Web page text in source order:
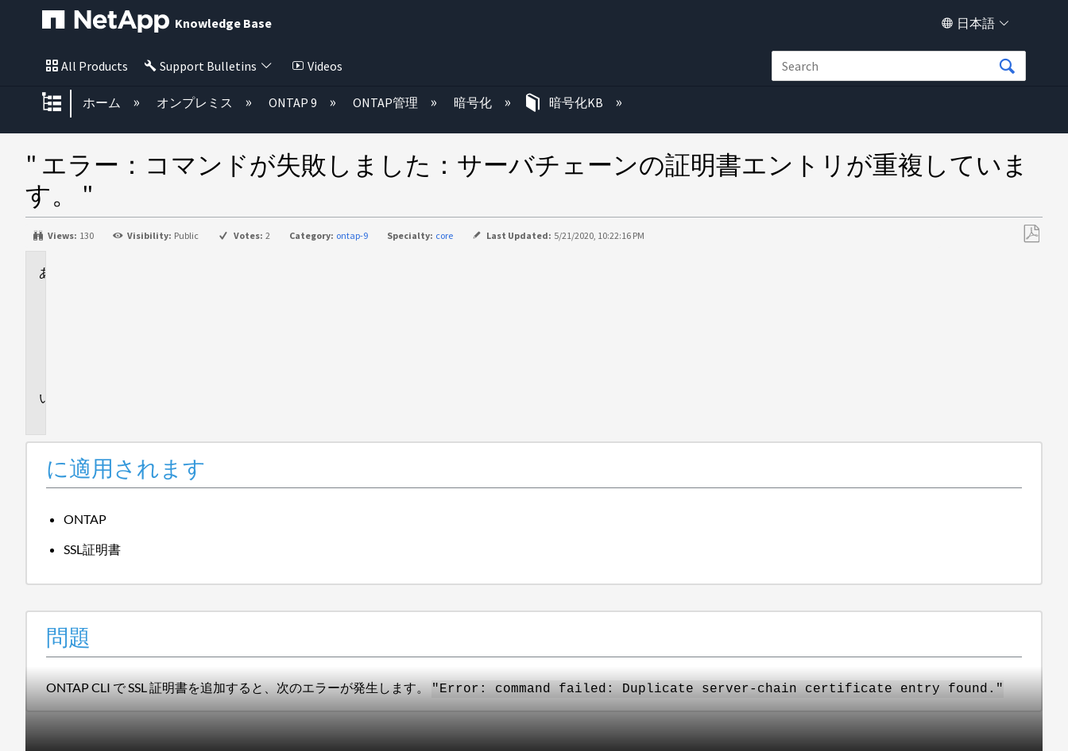
Knowledge Base 日本語
All Products Support Bulletins Videos
グローバル階層を展開/折りたたむ
ホーム オンプレミス ONTAP 9 ONTAP管理 暗号化 暗号化KB
" エラー：コマンドが失敗しました：サーバチェーンの証明書エントリが重複していま
す。 "
Views: 130 Visibility: Public Votes: 2 Category: ontap-9 Specialty: core Last Updated: 5/21/2020, 10:22:16 PM
に適用されます
ONTAP
SSL証明書
問題
ONTAP CLI で SSL 証明書を追加すると、次のエラーが発生します。 "Error: command failed: Duplicate server-chain certificate entry found."